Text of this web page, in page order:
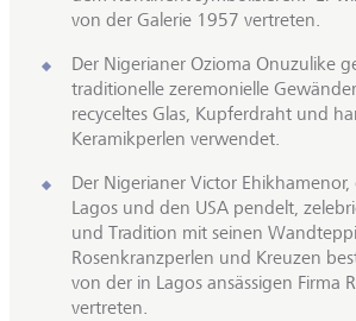
von der Galerie 1957 vertreten.
Der Nigerianer Ozioma Onuzulike
traditionelle zeremonielle
recyceltes Glas, Kupferdraht und
Keramikperlen verwendet.
Der Nigerianer Victor Ehikhamenor,
Lagos und den USA pendelt,
und Tradition mit seinen
Rosenkranzperlen und Kreuzen
von der in Lagos ansässigen Firma
vertreten.